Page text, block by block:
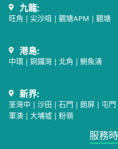
九龍:
旺角 | 尖沙咀 | 觀塘APM | 觀塘
港島:
中環| 銅鑼灣 | 北角 | 鰂魚涌
新界:
荃灣中 | 沙田 | 石門 | 朗屏| 屯門
軍澳| 大埔墟| 粉嶺
服務